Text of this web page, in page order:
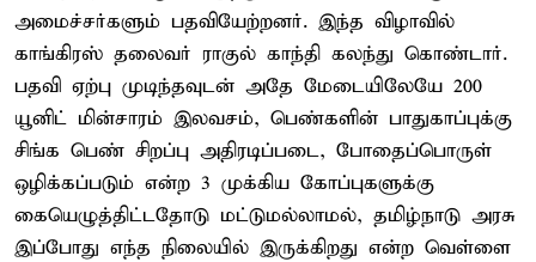
அமைச்சர்களும் பதவியேற்றனர். இந்த விழாவில்
காங்கிரஸ் தலைவர் ராகுல் காந்தி கலந்து கொண்டார்.
பதவி ஏற்பு முடிந்தவுடன் அதே மேடையிலேயே 200
யூனிட் மின்சாரம் இலவசம், பெண்களின் பாதுகாப்புக்கு
சிங்க பெண் சிறப்பு அதிரடிப்படை, போதைப்பொருள்
ஒழிக்கப்படும் என்ற 3 முக்கிய கோப்புகளுக்கு
கையெழுத்திட்டதோடு மட்டுமல்லாமல், தமிழ்நாடு அரசு
இப்போது எந்த நிலையில் இருக்கிறது என்ற வெள்ளை